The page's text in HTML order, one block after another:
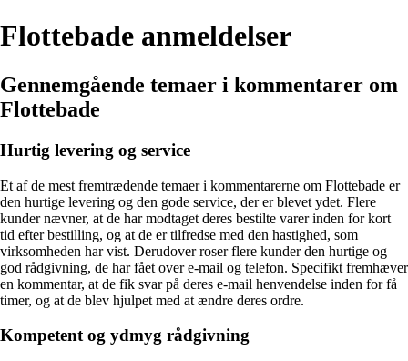
Flottebade anmeldelser
Gennemgående temaer i kommentarer om
Flottebade
Hurtig levering og service
Et af de mest fremtrædende temaer i kommentarerne om Flottebade er
den hurtige levering og den gode service, der er blevet ydet. Flere
kunder nævner, at de har modtaget deres bestilte varer inden for kort
tid efter bestilling, og at de er tilfredse med den hastighed, som
virksomheden har vist. Derudover roser flere kunder den hurtige og
god rådgivning, de har fået over e-mail og telefon. Specifikt fremhæver
en kommentar, at de fik svar på deres e-mail henvendelse inden for få
timer, og at de blev hjulpet med at ændre deres ordre.
Kompetent og ydmyg rådgivning